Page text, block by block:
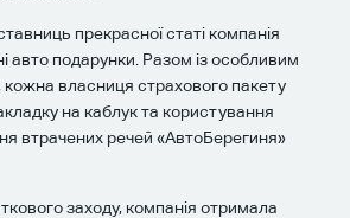
прекрасної статі компанія
авто подарунки. Разом із особливим
кожна власниця страхового пакету
на каблук та користування
втрачених речей «АвтоБерегиня»
заходу, компанія отримала